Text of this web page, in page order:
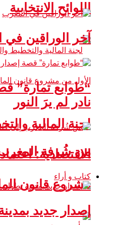
اللوائح الانتخابية
لجنة المالية
الاقتصادية:
مشروع قانون
آخر الوراقين في
“طوابع تمارة”
نادر لم يرَ النور
من شُرفة المغرب
كتاب و أراء
إصدار جديد